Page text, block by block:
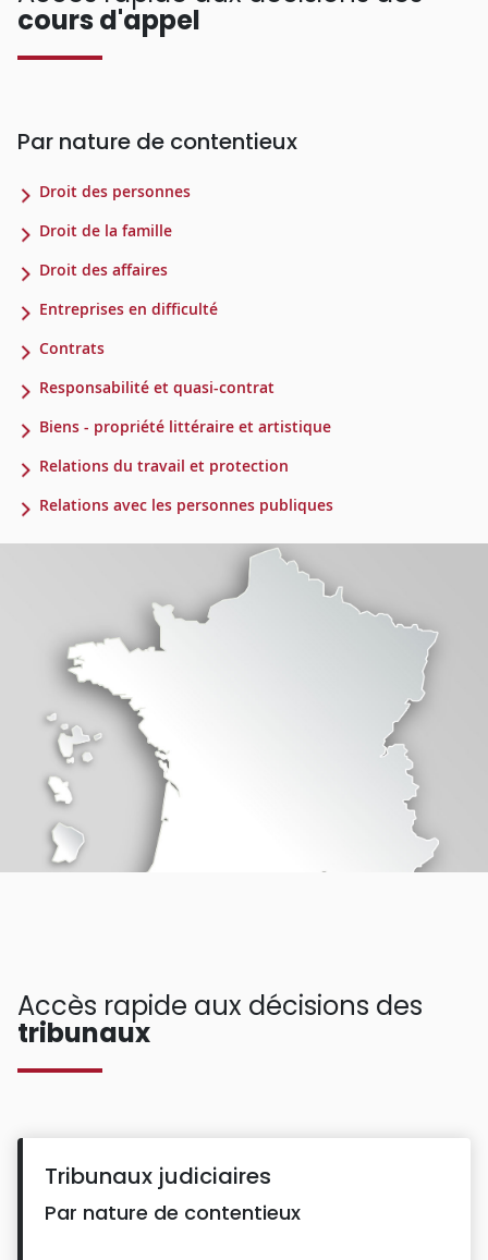
cours d'appel
Par nature de contentieux
Droit des personnes
Droit de la famille
Droit des affaires
Entreprises en difficulté
Contrats
Responsabilité et quasi-contrat
Biens - propriété littéraire et artistique
Relations du travail et protection
Relations avec les personnes publiques
Accès rapide aux décisions des
tribunaux
Tribunaux judiciaires
Par nature de contentieux